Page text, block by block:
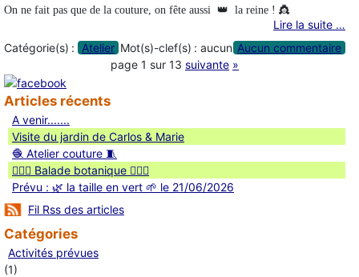
On ne fait pas que de la couture, on fête aussi 👑 la reine ! 👸
Lire la suite …
Catégorie(s) :
Atelier Mot(s)-clef(s) : aucun Aucun commentaire
page 1 sur 13 suivante »
Articles récents
A venir.......
Visite du jardin de Carlos & Marie
🧶 Atelier couture 🧵
🚶🏻‍♀️ Balade botanique 🚶🏻‍♂️
Prévu : 🌿 la taille en vert 🌱 le 21/06/2026
Fil Rss des articles
Catégories
Activités prévues
(1)